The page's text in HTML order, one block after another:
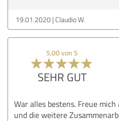
19.01.2020 Claudio W.
5,00 von 5
SEHR GUT
War alles bestens. Freue
und die weitere